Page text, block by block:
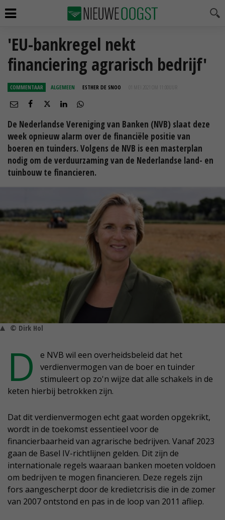
'EU-bankregel nekt
financiering agrarisch bedrijf'
COMMENTAAR ALGEMEEN ESTHER DE SNOO 01 MEI 2021 OM 11:00
De Nederlandse Vereniging van Banken (NVB) slaat deze
week opnieuw alarm over de financiële positie van
boeren en tuinders. Volgens de NVB is een masterplan
nodig om de verduurzaming van de Nederlandse land- en
tuinbouw te financieren.
© Dirk Hol
D
e NVB wil een overheidsbeleid dat het
verdienvermogen van de boer en tuinder
stimuleert op zo'n wijze dat alle schakels in de
keten hierbij betrokken zijn.
Dat dit verdienvermogen echt gaat worden opgekrikt,
wordt in de toekomst essentieel voor de
financierbaarheid van agrarische bedrijven. Vanaf 2023
gaan de Basel IV-richtlijnen gelden. Dit zijn de
internationale regels waaraan banken moeten voldoen
om bedrijven te mogen financieren. Deze regels zijn
fors aangescherpt door de kredietcrisis die in de zomer
van 2007 ontstond en pas in de loop van 2011 afliep.